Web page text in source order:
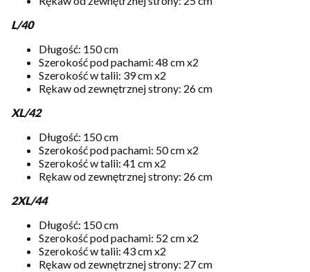
L/40
Długość: 150 cm
Szerokość pod pachami: 48 cm x2
Szerokość w talii: 39 cm x2
Rękaw od zewnętrznej strony: 26 cm
XL/42
Długość: 150 cm
Szerokość pod pachami: 50 cm x2
Szerokość w talii: 41 cm x2
Rękaw od zewnętrznej strony: 26 cm
2XL/44
Długość: 150 cm
Szerokość pod pachami: 52 cm x2
Szerokość w talii: 43 cm x2
Rękaw od zewnętrznej strony: 27 cm